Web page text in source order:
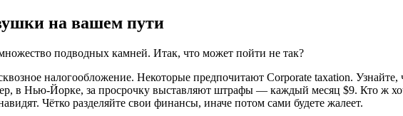
на вашем пути
подводных камней. Итак, что может пойти не так?
налогообложение. Некоторые предпочитают Corporate taxation. Узнайте,
в Нью-Йорке, за просрочку выставляют штрафы — каждый месяц $9. Кто ж
Чётко разделяйте свои финансы, иначе потом сами будете жалеет.